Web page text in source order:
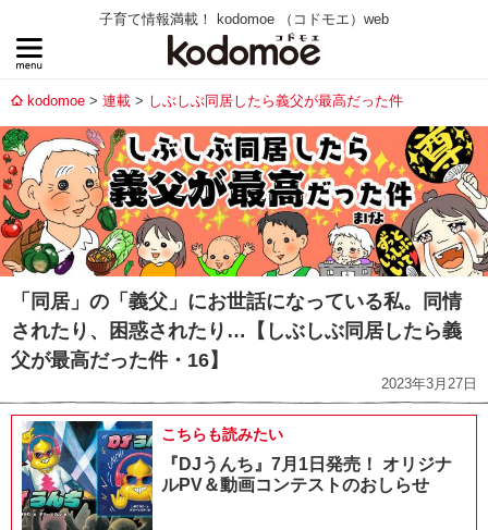
子育て情報満載！ kodomoe （コドモエ）web
kodomoe 連載 しぶしぶ同居したら義父が最高だった件
「同居」の「義父」にお世話になっている私。同情
されたり、困惑されたり…【しぶしぶ同居したら義
父が最高だった件・16】
2023年3月27日
こちらも読みたい
『DJうんち』7月1日発売！ オリジナ
ルPV＆動画コンテストのおしらせ